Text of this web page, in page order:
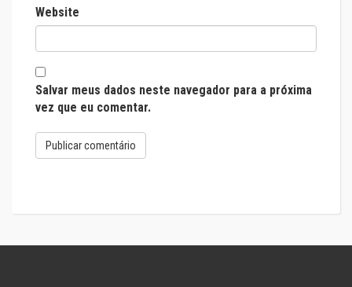
Website
Salvar meus dados neste navegador para a próxima
vez que eu comentar.